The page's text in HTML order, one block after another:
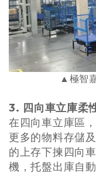
▲極智
3. 四向車立庫柔
在四向車立庫區
更多的物料存儲
的上存下揀四向
機，托盤出庫自